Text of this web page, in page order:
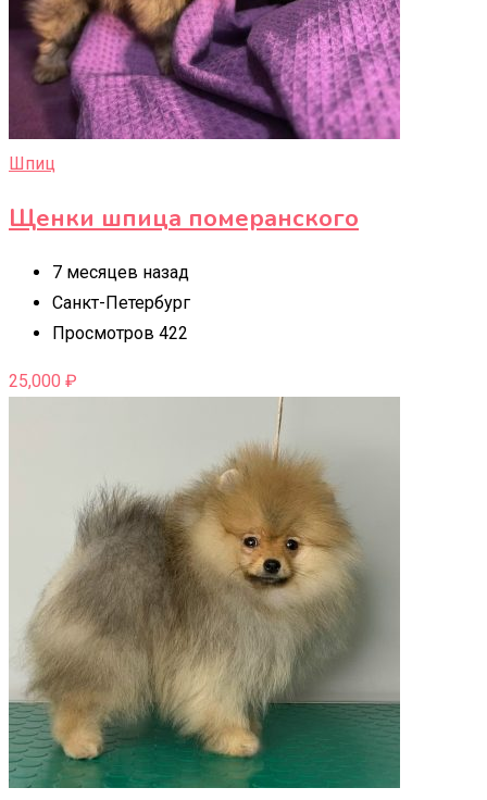
Шпиц
Щенки шпица померанского
7 месяцев назад
Санкт-Петербург
Просмотров 422
25,000 ₽